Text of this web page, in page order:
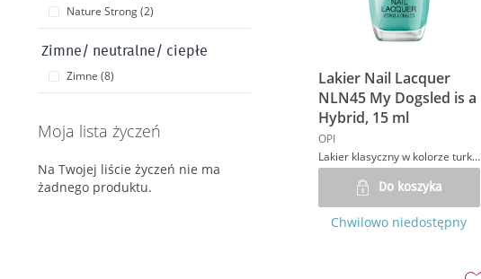
Lakier Nail Lacquer
NLN45 My Dogsled is a
Hybrid, 15 ml
OPI
Lakier klasyczny w kolorze turkusowym
Do koszyka
Chwilowo niedostępny
Nature Strong (2)
Zimne/ neutralne/ ciepłe
Zimne (8)
Moja lista życzeń
Na Twojej liście życzeń nie ma
żadnego produktu.